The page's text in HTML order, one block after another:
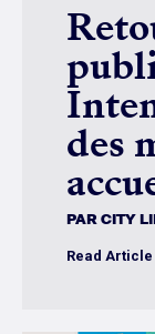
des
PARCITY
Read Article